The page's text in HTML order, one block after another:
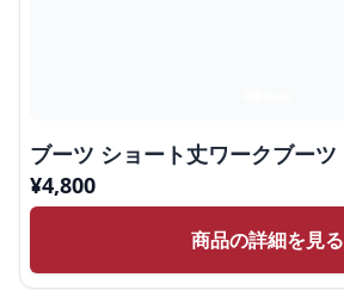
ブーツ ショート丈ワークブーツ
¥4,800
商品の詳細を見る